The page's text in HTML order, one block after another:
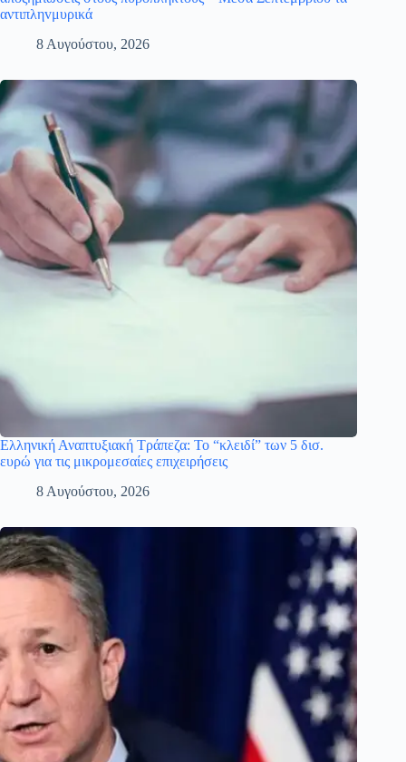
αντιπληvμυρικά
8 Αυγούστου, 2026
Ελληνική Αναπτυξιακή Τράπεζα: Το “κλειδί” των 5 δισ.
ευρώ για τις μικρομεσαίες επιχειρήσεις
8 Αυγούστου, 2026